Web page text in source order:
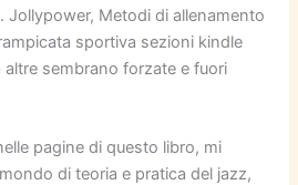
Jollypower, Metodi di allenamento
sportiva sezioni kindle
sembrano forzate e fuori
pagine di questo libro, mi
di teoria e pratica del jazz,